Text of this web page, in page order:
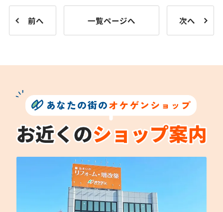
前へ 一覧ページへ 次へ
あなたの街のオケゲンショップ